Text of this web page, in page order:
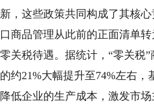
，这些政策共同构成了其核
商品管理从此前的正面清单
关税待遇。据统计，“零关税
约21%大幅提升至74%左右
低企业的生产成本，激发市